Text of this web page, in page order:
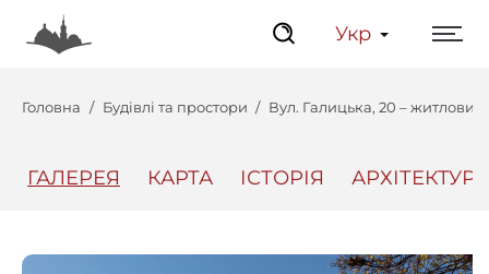
Укр
Головна Будівлі та простори Вул. Галицька, 20 –
ГАЛЕРЕЯ КАРТА ІСТОРІЯ АРХІТЕКТУРА